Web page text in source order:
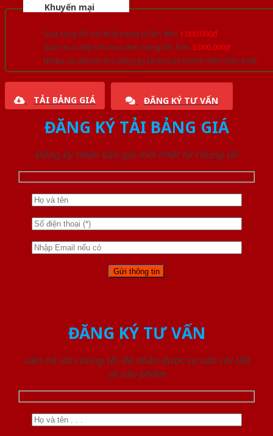
Khuyến mại
Quà tặng đồ nội thất trang trí lên đến 1.000.000đ
Giảm trực tiếp khi mua đơn hàng lớn hơn 3.000.000đ
Nhiều ưu đãi lớn khi đăng ký tài khoản thành viên thân thiết
TẢI BẢNG GIÁ ĐĂNG KÝ TƯ VẤN
ĐĂNG KÝ TẢI BẢNG GIÁ
Đăng ký nhận báo giá mới nhất từ chúng tôi
ĐĂNG KÝ TƯ VẤN
Liên hệ với chúng tôi để nhận được tư vấn chi tiết
về sản phẩm